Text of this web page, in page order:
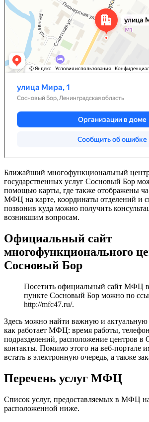
Ближайший многофункциональный центр
государственных услуг Сосновый Бор
помощью карты, где также отображены
МФЦ на карте, координаты отделений и
позвонив куда можно получить
возникшим вопросам.
Официальный сайт
многофункционального
Сосновый Бор
Посетить официальный сайт МФЦ
пункте Сосновый Бор можно по
http://mfc47.ru/.
Здесь можно найти важную и
как работает МФЦ: время работы,
подразделений, расположение центров в
контакты. Помимо этого на веб-портале
встать в электронную очередь, а также
Перечень услуг МФЦ
Список услуг, предоставляемых в МФЦ
расположенной ниже.